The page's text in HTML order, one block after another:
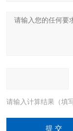
请输入计算结果（填